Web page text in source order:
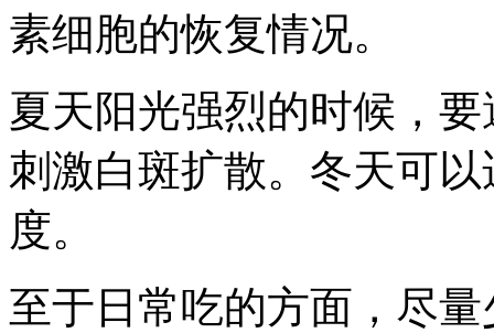
素细胞的恢复情况。
夏天阳光强烈的时候，
刺激白斑扩散。冬天可
度。
至于日常吃的方面，尽